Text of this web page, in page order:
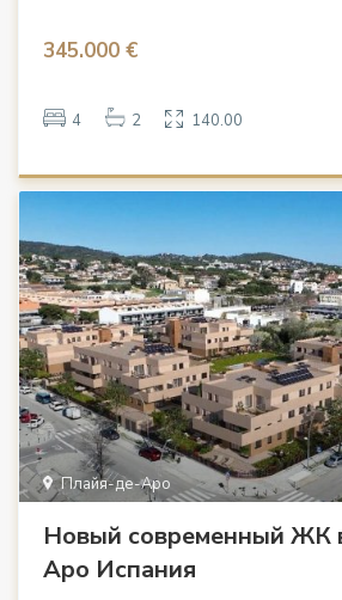
345.000 €
4 2 140.00
Плайя-де-Аро
Новый современный ЖК
Аро Испания